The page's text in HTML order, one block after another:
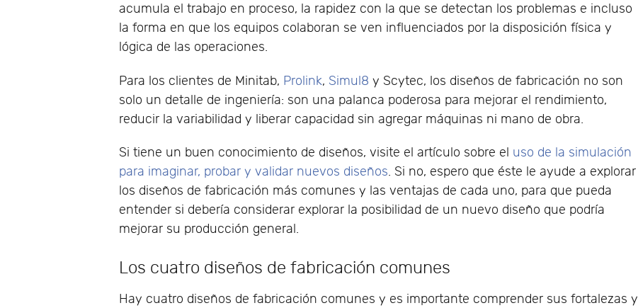
acumula el trabajo en proceso, la rapidez con la que se detectan los problemas e incluso
la forma en que los equipos colaboran se ven influenciados por la disposición física y
lógica de las operaciones.
Para los clientes de Minitab, Prolink, Simul8 y Scytec, los diseños de fabricación no son
solo un detalle de ingeniería: son una palanca poderosa para mejorar el rendimiento,
reducir la variabilidad y liberar capacidad sin agregar máquinas ni mano de obra.
Si tiene un buen conocimiento de diseños, visite el artículo sobre el uso de la simulación
para imaginar, probar y validar nuevos diseños. Si no, espero que éste le ayude a explorar
los diseños de fabricación más comunes y las ventajas de cada uno, para que pueda
entender si debería considerar explorar la posibilidad de un nuevo diseño que podría
mejorar su producción general.
Los cuatro diseños de fabricación comunes
Hay cuatro diseños de fabricación comunes y es importante comprender sus fortalezas y